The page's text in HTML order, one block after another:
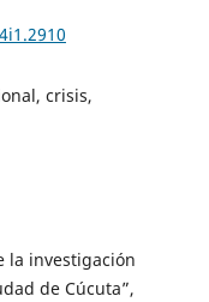
crisis,
la investigación
de Cúcuta”,